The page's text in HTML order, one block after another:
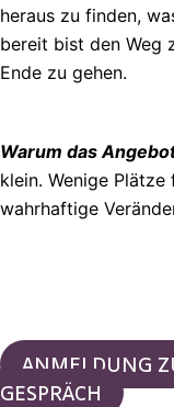
heraus zu finden,
bereit bist den Weg
Ende zu gehen.
Warum das
klein. Wenige
wahrhaftige
ANMELDUNG
GESPRÄCH